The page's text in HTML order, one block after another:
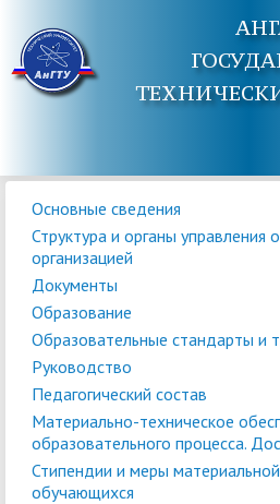
Основные сведения
Структура и органы управления
организацией
Документы
Образование
Образовательные стандарты и
Руководство
Педагогический состав
Материально-техническое
образовательного процесса.
Стипендии и меры
обучающихся